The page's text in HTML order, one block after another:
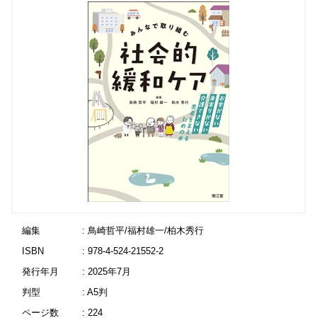
編集
: 鳥崎哲平/福村雄一/柏木秀行
ISBN
: 978-4-524-21552-2
発行年月
: 2025年7月
判型
: A5判
ページ数
: 224